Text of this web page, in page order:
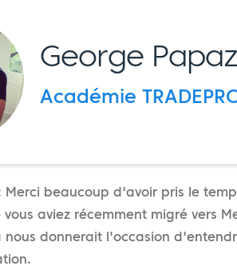
George
Académie
Merci beaucoup d'avoir pris le
vous aviez récemment migré vers
nous donnerait l'occasion